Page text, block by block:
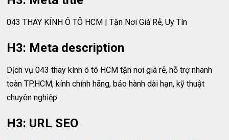
043 THAY KÍNH Ô TÔ HCM | Tận Nơi Giá Rẻ, Uy Tín
H3: Meta description
Dịch vụ 043 thay kính ô tô HCM tận nơi giá rẻ, hỗ trợ nhanh
toàn TP.HCM, kính chính hãng, bảo hành dài hạn, kỹ thuật
chuyên nghiệp.
H3: URL SEO